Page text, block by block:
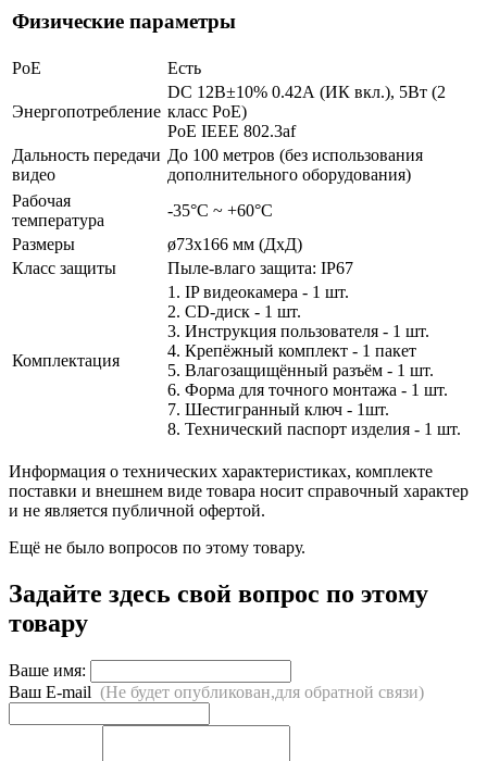
Физические параметры
PoE Есть
Энергопотребление
DC 12В±10% 0.42А (ИК вкл.), 5Вт (2
класс PoE)
PoE IEEE 802.3af
Дальность передачи
видео
До 100 метров (без использования
дополнительного оборудования)
Рабочая
температура
-35°С ~ +60°С
Размеры
ø73x166 мм (ДxД)
Класс защиты
Пыле-влаго защита: IP67
Комплектация
1. IP видеокамера - 1 шт.
2. СD-диск - 1 шт.
3. Инструкция пользователя - 1 шт.
4. Крепёжный комплект - 1 пакет
5. Влагозащищённый разъём - 1 шт.
6. Форма для точного монтажа - 1 шт.
7. Шестигранный ключ - 1шт.
8. Технический паспорт изделия - 1 шт.
Информация о технических характеристиках, комплекте
поставки и внешнем виде товара носит справочный характер
и не является публичной офертой.
Ещё не было вопросов по этому товару.
Задайте здесь свой вопрос по этому
товару
Ваше имя:
Ваш E-mail (Не будет опубликован,для обратной связи)